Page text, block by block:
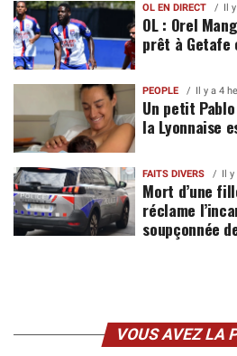
OL EN DIRECT Il
OL : Orel
prêt à Getafe
PEOPLE Il y a 4
Un petit
la Lyonnaise
FAITS DIVERS Il y
Mort d’une
réclame
soupçonnée
VOUS AVEZ LA